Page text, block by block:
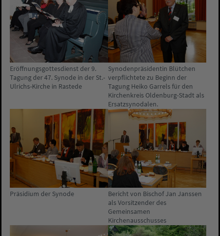
Eröffnungsgottesdienst der 9.
Tagung der 47. Synode in der St.-
Ulrichs-Kirche in Rastede
Synodenpräsidentin Blütchen
verpflichtete zu Beginn der
Tagung Heiko Garrels für den
Kirchenkreis Oldenburg-Stadt als
Ersatzsynodalen.
Präsidium der Synode
Bericht von Bischof Jan Janssen
als Vorsitzender des
Gemeinsamen
Kirchenausschusses